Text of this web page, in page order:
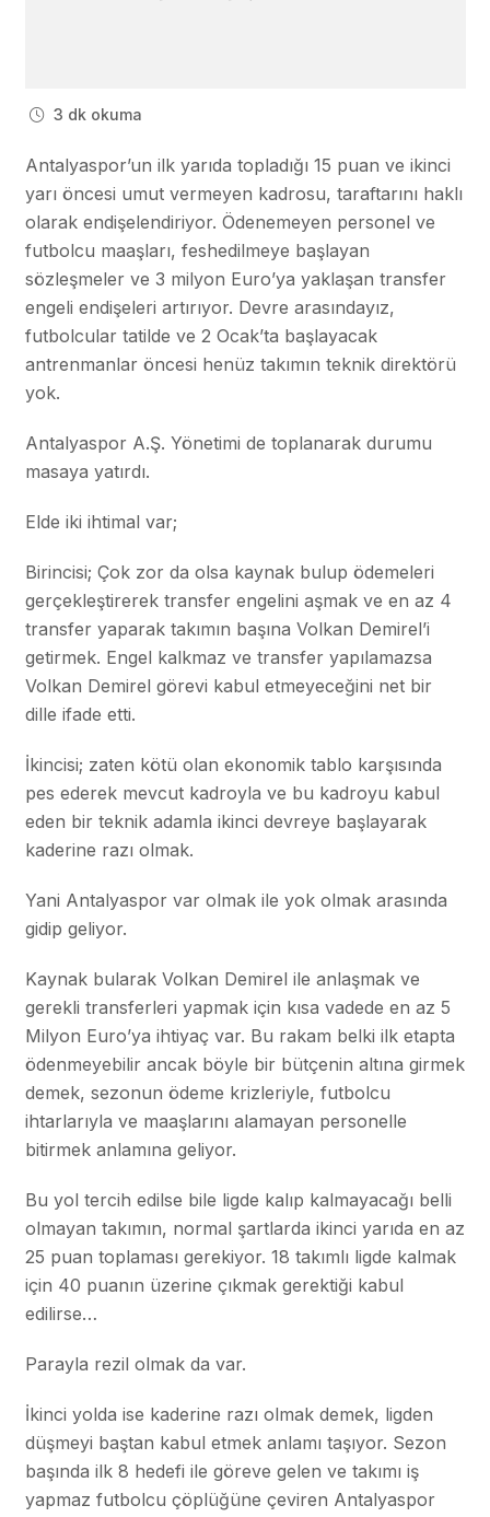
3 dk okuma
Antalyaspor’un ilk yarıda topladığı 15 puan ve ikinci
yarı öncesi umut vermeyen kadrosu, taraftarını haklı
olarak endişelendiriyor. Ödenemeyen personel ve
futbolcu maaşları, feshedilmeye başlayan
sözleşmeler ve 3 milyon Euro’ya yaklaşan transfer
engeli endişeleri artırıyor. Devre arasındayız,
futbolcular tatilde ve 2 Ocak’ta başlayacak
antrenmanlar öncesi henüz takımın teknik direktörü
yok.
Antalyaspor A.Ş. Yönetimi de toplanarak durumu
masaya yatırdı.
Elde iki ihtimal var;
Birincisi; Çok zor da olsa kaynak bulup ödemeleri
gerçekleştirerek transfer engelini aşmak ve en az 4
transfer yaparak takımın başına Volkan Demirel’i
getirmek. Engel kalkmaz ve transfer yapılamazsa
Volkan Demirel görevi kabul etmeyeceğini net bir
dille ifade etti.
İkincisi; zaten kötü olan ekonomik tablo karşısında
pes ederek mevcut kadroyla ve bu kadroyu kabul
eden bir teknik adamla ikinci devreye başlayarak
kaderine razı olmak.
Yani Antalyaspor var olmak ile yok olmak arasında
gidip geliyor.
Kaynak bularak Volkan Demirel ile anlaşmak ve
gerekli transferleri yapmak için kısa vadede en az 5
Milyon Euro’ya ihtiyaç var. Bu rakam belki ilk etapta
ödenmeyebilir ancak böyle bir bütçenin altına girmek
demek, sezonun ödeme krizleriyle, futbolcu
ihtarlarıyla ve maaşlarını alamayan personelle
bitirmek anlamına geliyor.
Bu yol tercih edilse bile ligde kalıp kalmayacağı belli
olmayan takımın, normal şartlarda ikinci yarıda en az
25 puan toplaması gerekiyor. 18 takımlı ligde kalmak
için 40 puanın üzerine çıkmak gerektiği kabul
edilirse…
Parayla rezil olmak da var.
İkinci yolda ise kaderine razı olmak demek, ligden
düşmeyi baştan kabul etmek anlamı taşıyor. Sezon
başında ilk 8 hedefi ile göreve gelen ve takımı iş
yapmaz futbolcu çöplüğüne çeviren Antalyaspor